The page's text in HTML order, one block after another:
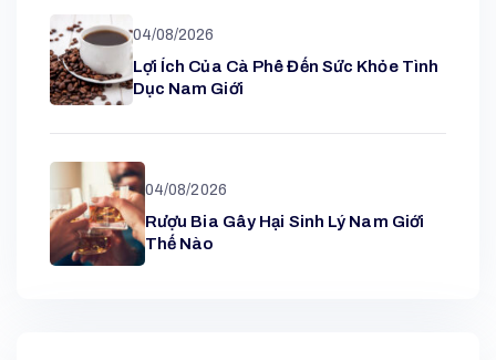
04/08/2026
Lợi Ích Của Cà Phê Đến Sức Khỏe Tình
Dục Nam Giới
04/08/2026
Rượu Bia Gây Hại Sinh Lý Nam Giới
Thế Nào